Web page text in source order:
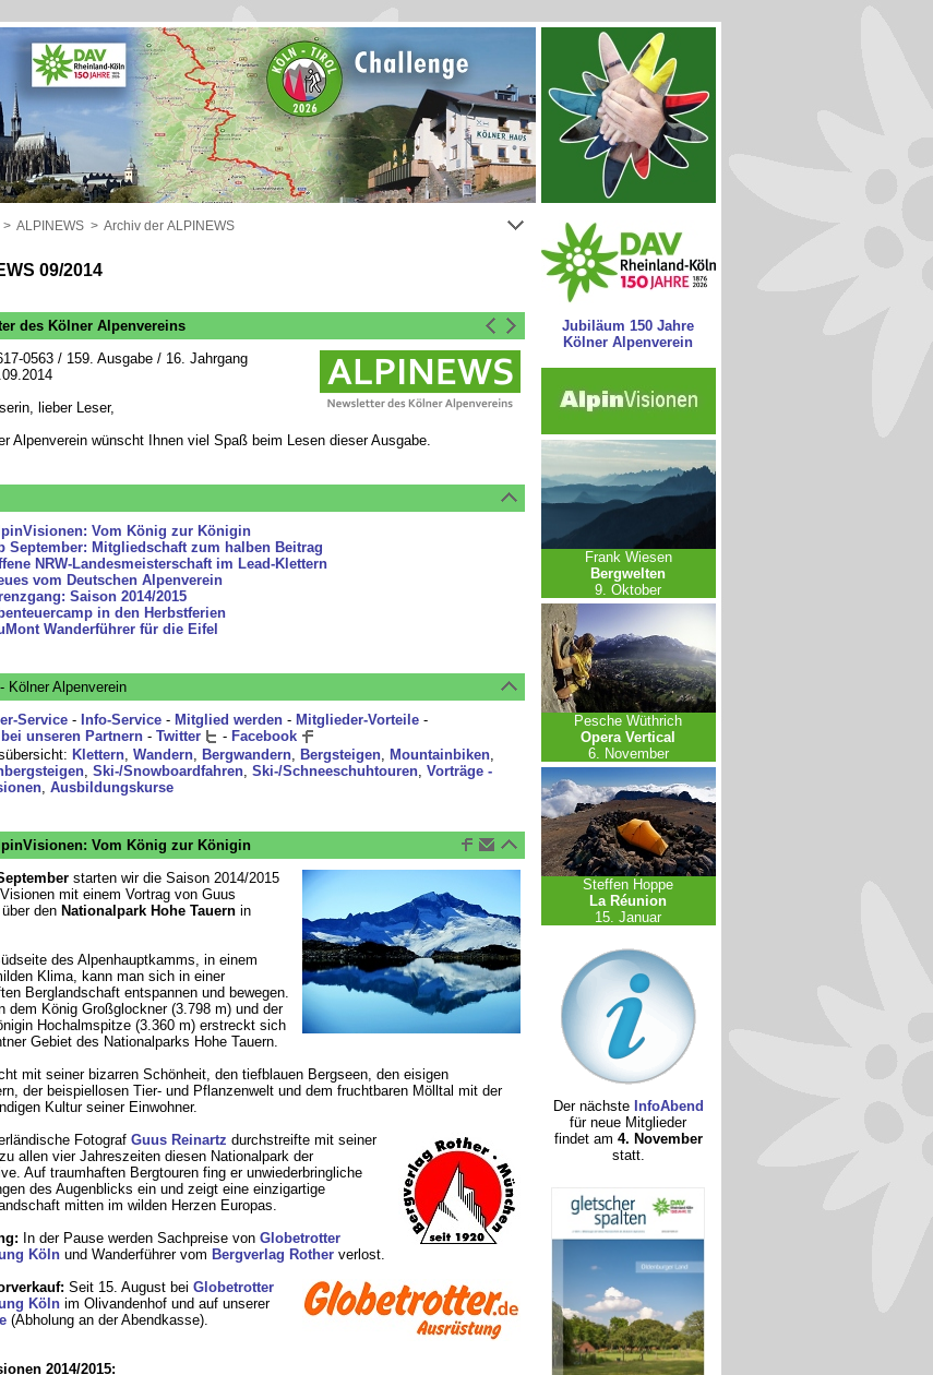
> ALPINEWS > Archiv der ALPINEWS
09/2014
des Kölner Alpenvereins
0563 / 159. Ausgabe / 16. Jahrgang
lieber Leser,
Alpenverein wünscht Ihnen viel Spaß beim Lesen dieser Ausgabe.
Vom König zur Königin
September: Mitgliedschaft zum halben Beitrag
NRW-Landesmeisterschaft im Lead-Klettern
vom Deutschen Alpenverein
Saison 2014/2015
in den Herbstferien
Wanderführer für die Eifel
Kölner Alpenverein
Service- Info-Service- Mitglied werden- Mitglieder-Vorteile-
unseren Partnern- Twitter - Facebook
Klettern, Wandern, Bergwandern, Bergsteigen, Mountainbiken,
, Ski-/Snowboardfahren, Ski-/Schneeschuhtouren, Vorträge -
, Ausbildungskurse
Vom König zur Königin
starten wir die Saison 2014/2015
mit einem Vortrag von Guus
den Nationalpark Hohe Tauernin
des Alpenhauptkamms, in einem
Klima, kann man sich in einer
Berglandschaft entspannen und bewegen.
dem König Großglockner (3.798 m) und der
Hochalmspitze (3.360 m) erstreckt sich
Gebiet des Nationalparks Hohe Tauern.
mit seiner bizarren Schönheit, den tiefblauen Bergseen, den eisigen
der beispiellosen Tier- und Pflanzenwelt und dem fruchtbaren Mölltal mit der
Kultur seiner Einwohner.
Fotograf Guus Reinartz durchstreifte mit seiner
allen vier Jahreszeiten diesen Nationalpark der
Auf traumhaften Bergtouren fing er unwiederbringliche
des Augenblicks ein und zeigt eine einzigartige
mitten im wilden Herzen Europas.
In der Pause werden Sachpreise von Globetrotter
Kölnund Wanderführer vom Bergverlag Rotherverlost.
Seit 15. August bei Globetrotter
Kölnim Olivandenhof und auf unserer
(Abholung an der Abendkasse).
2014/2015:
Jubiläum 150 Jahre
Kölner Alpenverein
Frank Wiesen
Bergwelten
9. Oktober
Pesche Wüthrich
Opera Vertical
6. November
Steffen Hoppe
La Réunion
15. Januar
Der nächste InfoAbend
für neue Mitglieder
findet am 4. November
statt.